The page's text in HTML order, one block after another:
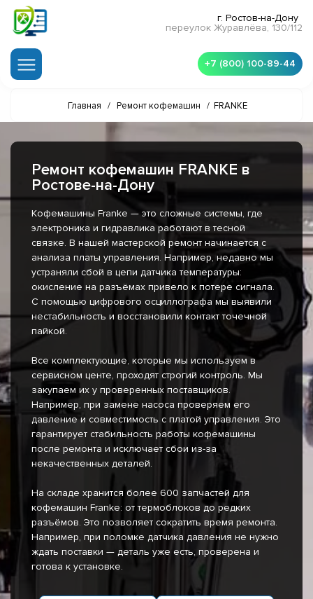
г. Ростов-на-Дону
переулок Журавлёва, 130/112
+7 (800) 100-89-44
Главная / Ремонт кофемашин / FRANKE
Ремонт кофемашин FRANKE в
Ростове-на-Дону
Кофемашины Franke — это сложные системы, где
электроника и гидравлика работают в тесной
связке. В нашей мастерской ремонт начинается с
анализа платы управления. Например, недавно мы
устраняли сбой в цепи датчика температуры:
окисление на разъёмах привело к потере сигнала.
С помощью цифрового осциллографа мы выявили
нестабильность и восстановили контакт точечной
пайкой.
Все комплектующие, которые мы используем в
сервисном центе, проходят строгий контроль. Мы
закупаем их у проверенных поставщиков.
Например, при замене насоса проверяем его
давление и совместимость с платой управления. Это
гарантирует стабильность работы кофемашины
после ремонта и исключает сбои из-за
некачественных деталей.
На складе хранится более 600 запчастей для
кофемашин Franke: от термоблоков до редких
разъёмов. Это позволяет сократить время ремонта.
Например, при поломке датчика давления не нужно
ждать поставки — деталь уже есть, проверена и
готова к установке.